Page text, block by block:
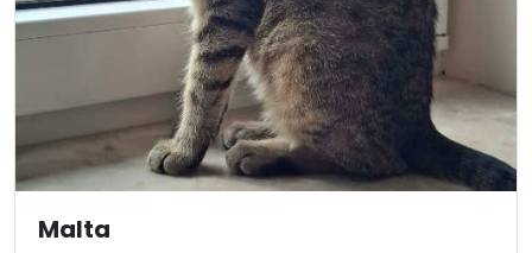
Malta